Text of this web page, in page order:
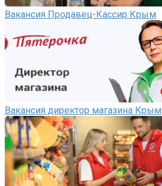
Вакансия Продавец-Кассир Крым
Вакансия директор магазина Крым